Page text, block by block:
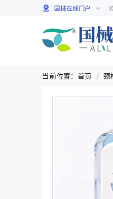
国械在线门户
当前位置： 首页 / 颈